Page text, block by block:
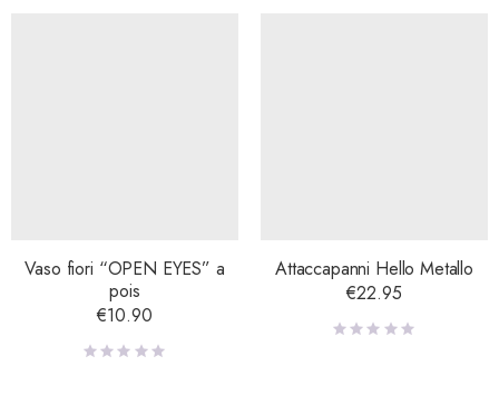
Vaso fiori “OPEN EYES” a
pois
€10.90
Attaccapanni Hello Metallo
€22.95